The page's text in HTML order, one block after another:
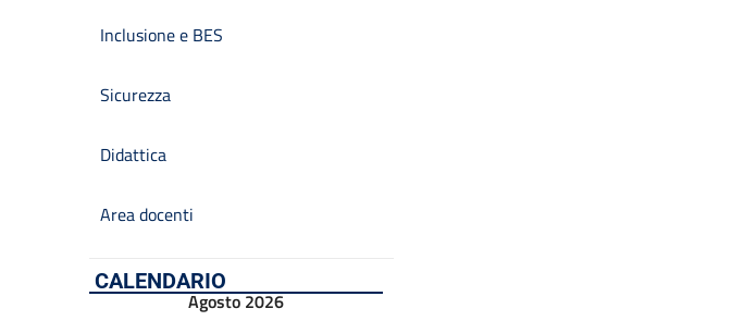
Inclusione e BES
Sicurezza
Didattica
Area docenti
CALENDARIO
Agosto 2026